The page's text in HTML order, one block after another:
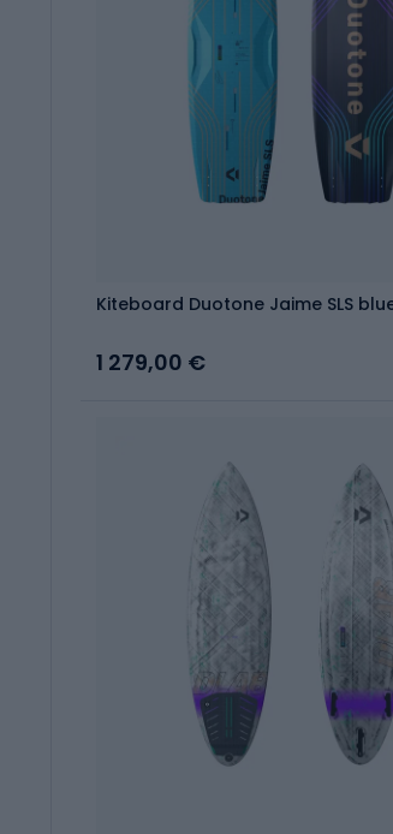
Kiteboard Duotone Jaime SLS
1 279,00 €